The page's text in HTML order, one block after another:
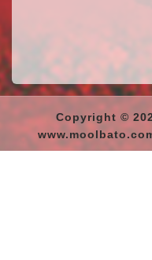
Copyright ©